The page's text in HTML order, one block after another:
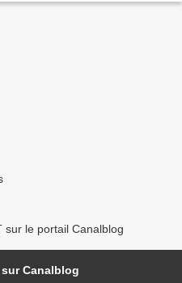
sur le portail Canalblog
Canalblog